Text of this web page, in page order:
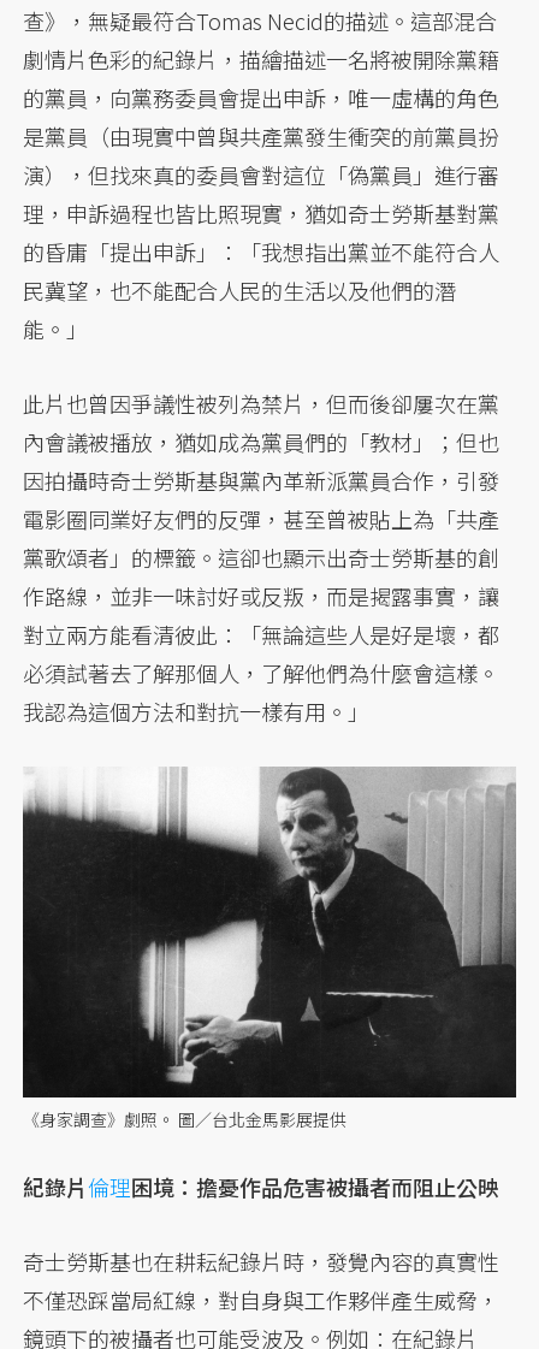
查》，無疑最符合Tomas Necid的描述。這部混合
劇情片色彩的紀錄片，描繪描述一名將被開除黨籍
的黨員，向黨務委員會提出申訴，唯一虛構的角色
是黨員（由現實中曾與共產黨發生衝突的前黨員扮
演），但找來真的委員會對這位「偽黨員」進行審
理，申訴過程也皆比照現實，猶如奇士勞斯基對黨
的昏庸「提出申訴」：「我想指出黨並不能符合人
民冀望，也不能配合人民的生活以及他們的潛
能。」
此片也曾因爭議性被列為禁片，但而後卻屢次在黨
內會議被播放，猶如成為黨員們的「教材」；但也
因拍攝時奇士勞斯基與黨內革新派黨員合作，引發
電影圈同業好友們的反彈，甚至曾被貼上為「共產
黨歌頌者」的標籤。這卻也顯示出奇士勞斯基的創
作路線，並非一味討好或反叛，而是揭露事實，讓
對立兩方能看清彼此：「無論這些人是好是壞，都
必須試著去了解那個人，了解他們為什麼會這樣。
我認為這個方法和對抗一樣有用。」
《身家調查》劇照。 圖／台北金馬影展提供
紀錄片倫理困境：擔憂作品危害被攝者而阻止公映
奇士勞斯基也在耕耘紀錄片時，發覺內容的真實性
不僅恐踩當局紅線，對自身與工作夥伴產生威脅，
鏡頭下的被攝者也可能受波及。例如：在紀錄片